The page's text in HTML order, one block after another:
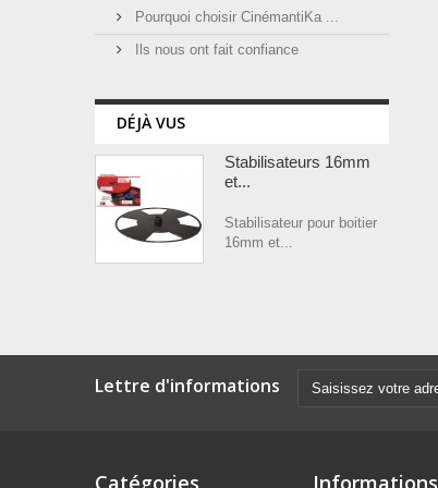
Pourquoi choisir CinémantiKa ...
Ils nous ont fait confiance
DÉJÀ VUS
Stabilisateurs 16mm
et...
Stabilisateur pour boitier
16mm et...
Lettre d'informations
Catégories Informations